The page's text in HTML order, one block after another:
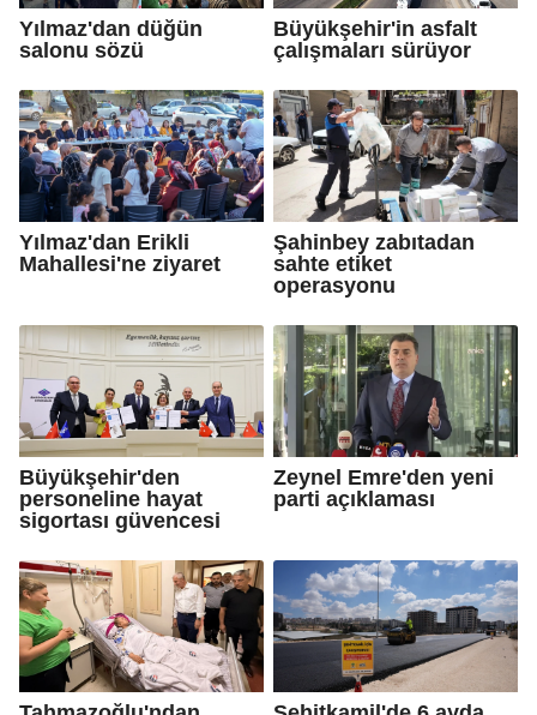
Yılmaz'dan düğün
salonu sözü
Büyükşehir'in asfalt
çalışmaları sürüyor
Yılmaz'dan Erikli
Mahallesi'ne ziyaret
Şahinbey zabıtadan
sahte etiket
operasyonu
Büyükşehir'den
personeline hayat
sigortası güvencesi
Zeynel Emre'den yeni
parti açıklaması